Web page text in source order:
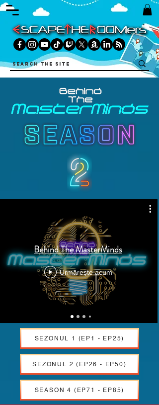
Behind The MasterMinds
Urmărește acum
SEZONUL 1 (EP1 - EP25)
SEZONUL 2 (EP26 - EP50)
SEASON 4 (EP71 - EP85)